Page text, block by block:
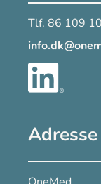
Tlf. 86 109
Adresse